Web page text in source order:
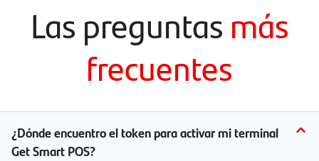
Las preguntas más
frecuentes
¿Dónde encuentro el token para activar mi terminal
Get Smart POS?